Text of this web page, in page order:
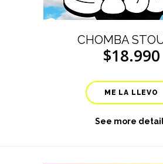
CHOMBA
$18.990
ME LA LLEVO
See more